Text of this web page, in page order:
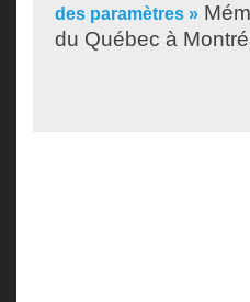
des paramètres »
du Québec à